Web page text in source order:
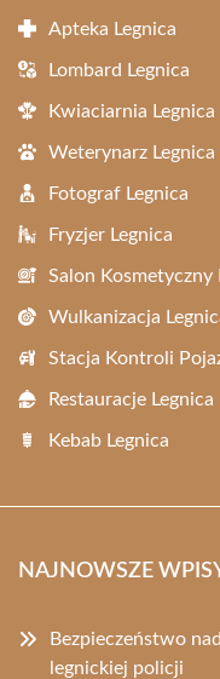
Apteka Legnica
Lombard Legnica
Kwiaciarnia Legnica
Weterynarz Legnica
Fotograf Legnica
Fryzjer Legnica
Salon Kosmetyczny
Wulkanizacja
Stacja Kontroli
Restauracje Legnica
Kebab Legnica
NAJNOWSZE
Bezpieczeństwo
legnickiej policji